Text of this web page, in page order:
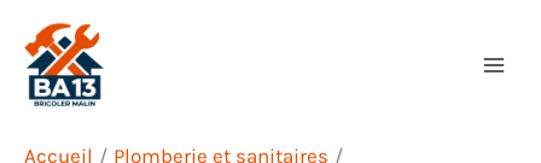
contenu
Accueil
Plomberie et sanitaires
Rechercher